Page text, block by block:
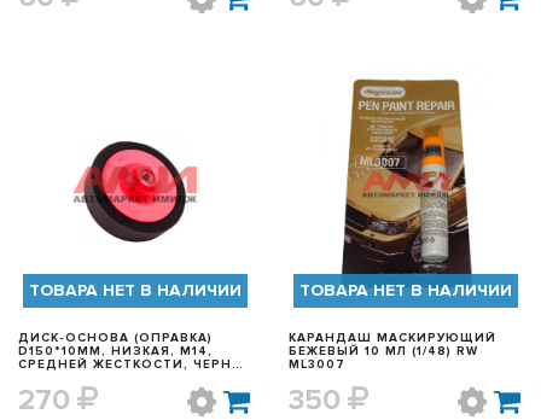
БЫСТРЫЙ ПРОСМОТР
ТОВАРА НЕТ В НАЛИЧИИ
ДИСК-ОСНОВА (ОПРАВКА)
D150*10MM, НИЗКАЯ, M14,
СРЕДНЕЙ ЖЕСТКОСТИ, ЧЕРНО-
270
БЫСТРЫЙ ПРОСМОТР
ТОВАРА НЕТ В НАЛИЧИИ
КАРАНДАШ МАСКИРУЮЩИЙ
БЕЖЕВЫЙ 10 МЛ (1/48) RW
ML3007
350